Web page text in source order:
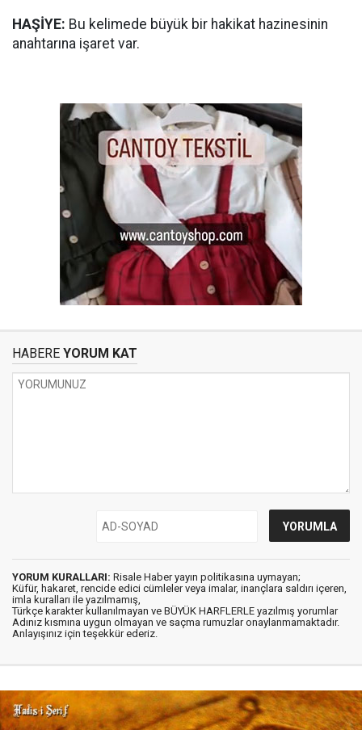
HAŞİYE: Bu kelimede büyük bir hakikat hazinesinin
anahtarına işaret var.
HABERE YORUM KAT
YORUM KURALLARI: Risale Haber yayın politikasına uymayan;
Küfür, hakaret, rencide edici cümleler veya imalar, inançlara saldırı içeren,
imla kuralları ile yazılmamış,
Türkçe karakter kullanılmayan ve BÜYÜK HARFLERLE yazılmış yorumlar
Adınız kısmına uygun olmayan ve saçma rumuzlar onaylanmamaktadır.
Anlayışınız için teşekkür ederiz.